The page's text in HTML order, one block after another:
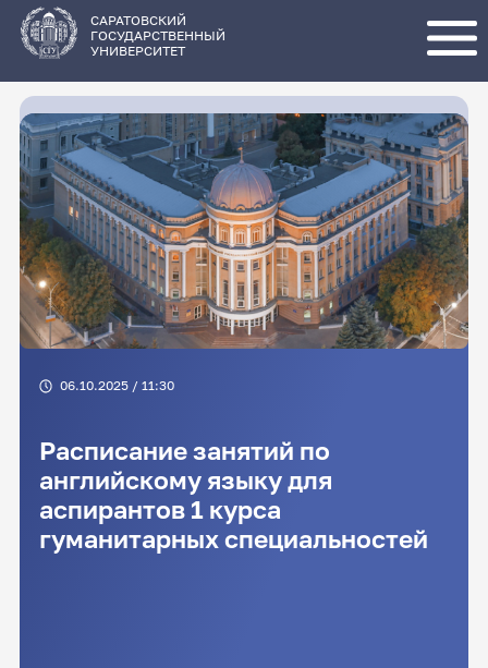
основному
содержанию
САРАТОВСКИЙ
ГОСУДАРСТВЕННЫЙ
УНИВЕРСИТЕТ
06.10.2025 / 11:30
Расписание занятий по
английскому языку для
аспирантов 1 курса
гуманитарных специальностей